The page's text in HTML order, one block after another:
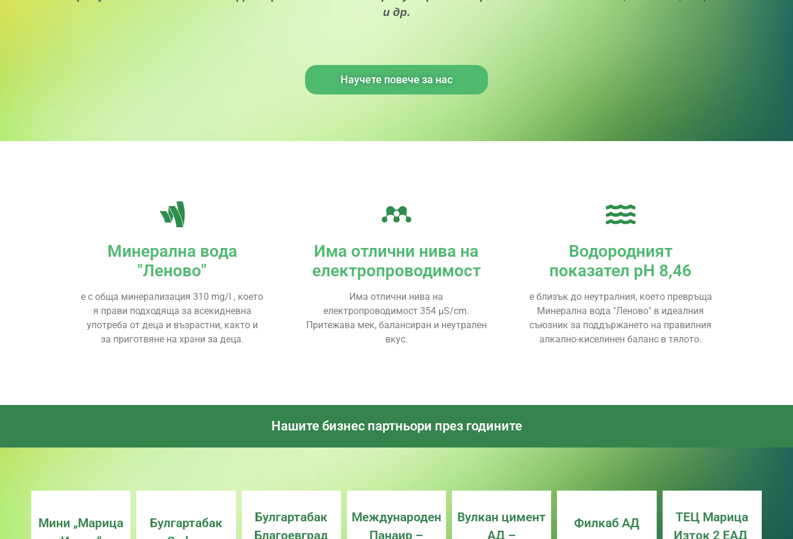
и др.
Научете повече за нас
Минерална вода
"Леново"
е с обща минерализация 310 mg/l , което
я прави подходяща за всекидневна
употреба от деца и възрастни, както и
за приготвяне на храни за деца.
Има отлични нива на
електропроводимост
Има отлични нива на
електропроводимост 354 µS/cm.
Притежава мек, балансиран и неутрален
вкус.
Водородният
показател pH 8,46
е близък до неутралния, което превpъща
Минерална вода "Леново" в идеалния
cъюзник за поддъpжането на пpавилния
алкално-киселинен баланc в тялото.
Нашите бизнес партньори през годините
Мини „Марица
Булгартабак
Булгартабак
Благоевград
Международен
Панаир –
Вулкан цимент
АД –
Филкаб АД
ТЕЦ Марица
Изток 2 ЕАД